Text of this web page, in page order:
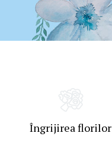
Îngrijirea florilor